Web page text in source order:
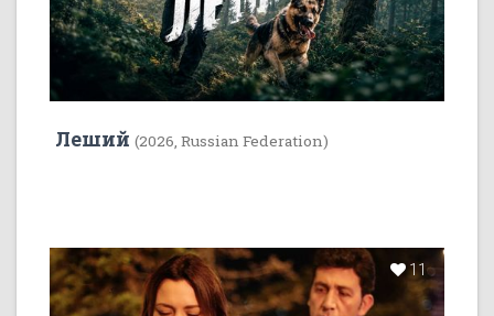
Леший (2026, Russian Federation)
11